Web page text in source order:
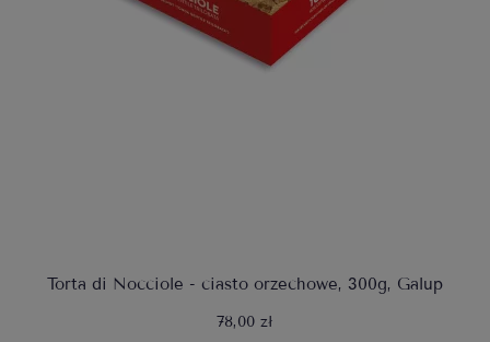
Torta di Nocciole - ciasto orzechowe, 300g, Galup
78,00 zł